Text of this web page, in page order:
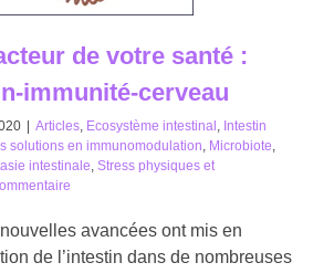
de votre santé :
immunité-cerveau
Articles, Ecosystème intestinal , Intestin
solutions en immunomodulation, Microbiote,
intestinale, Stress physiques et
avancées ont mis en
de l’intestin dans de nombreuses